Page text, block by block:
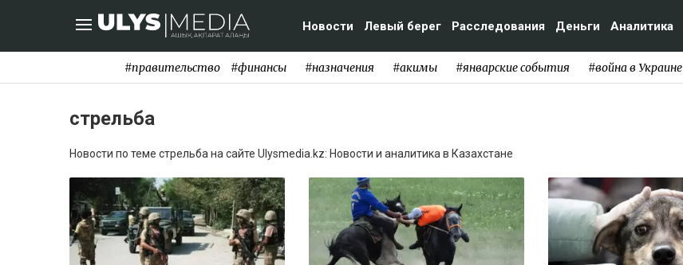
Новости Левый берег Расследования Деньги Аналитика
#правительство #финансы #назначения #акимы #январские события #война в Украине
стрельба
Новости по теме стрельба на сайте Ulysmedia.kz: Новости и аналитика в Казахстане